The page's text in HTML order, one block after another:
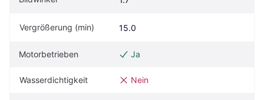
Vergrößerung (min) 15.0
Motorbetrieben Ja
Wasserdichtigkeit Nein